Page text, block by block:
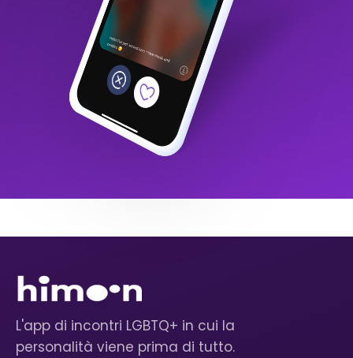
L'app di incontri LGBTQ+ in cui la
personalità viene prima di tutto.